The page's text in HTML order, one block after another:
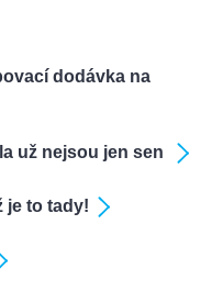
dodávka na
už nejsou jen sen
je to tady!